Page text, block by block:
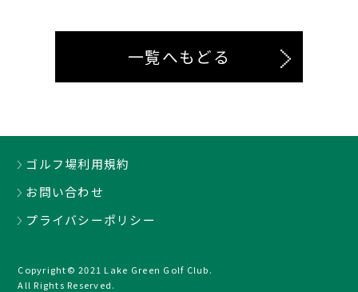
一覧へもどる
ゴルフ場利用規約
お問い合わせ
プライバシーポリシー
Copyright© 2021 Lake Green Golf Club.
All Rights Reserved.